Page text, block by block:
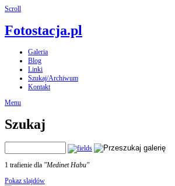
Scroll
Fotostacja.pl
Galeria
Blog
Linki
Szukaj/Archiwum
Kontakt
Menu
Szukaj
1 trafienie dla "Medinet Habu"
Pokaz slajdów